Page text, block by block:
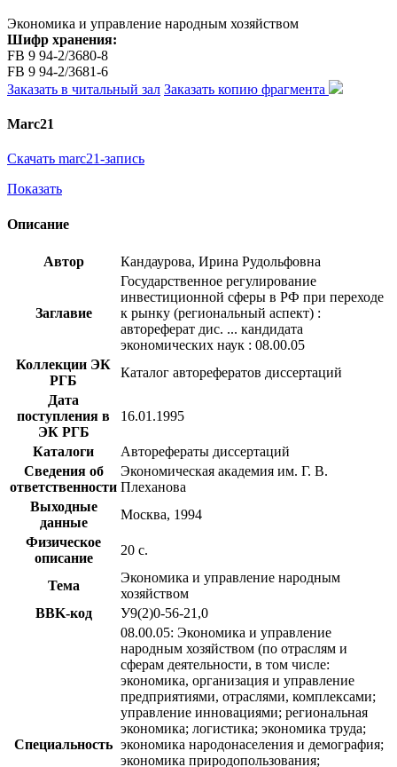
Экономика и управление народным хозяйством
Шифр хранения:
FB 9 94-2/3680-8
FB 9 94-2/3681-6
Заказать в читальный зал Заказать копию фрагмента
Marc21
Скачать marc21-запись
Показать
Описание
Автор Кандаурова, Ирина Рудольфовна
Заглавие
Государственное регулирование
инвестиционной сферы в РФ при переходе
к рынку (региональный аспект) :
автореферат дис. ... кандидата
экономических наук : 08.00.05
Коллекции ЭК
РГБ
Каталог авторефератов диссертаций
Дата
поступления в
ЭК РГБ
16.01.1995
Каталоги
Авторефераты диссертаций
Сведения об
ответственности
Экономическая академия им. Г. В.
Плеханова
Выходные
данные
Москва, 1994
Физическое
описание
20 с.
Тема
Экономика и управление народным
хозяйством
BBK-код
У9(2)0-56-21,0
Специальность
08.00.05: Экономика и управление
народным хозяйством (по отраслям и
сферам деятельности, в том числе:
экономика, организация и управление
предприятиями, отраслями, комплексами;
управление инновациями; региональная
экономика; логистика; экономика труда;
экономика народонаселения и демография;
экономика природопользования;